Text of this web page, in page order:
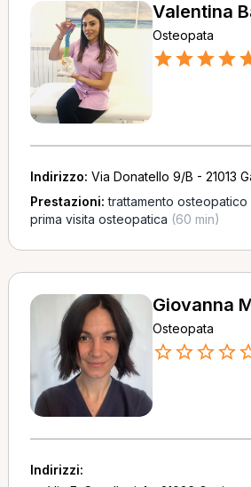
Valentina
Osteopata
Indirizzo: Via Donatello 9/B - 21013
Prestazioni:trattamento
prima visita osteopatica (60 min)
Giovanna
Osteopata
Indirizzi: